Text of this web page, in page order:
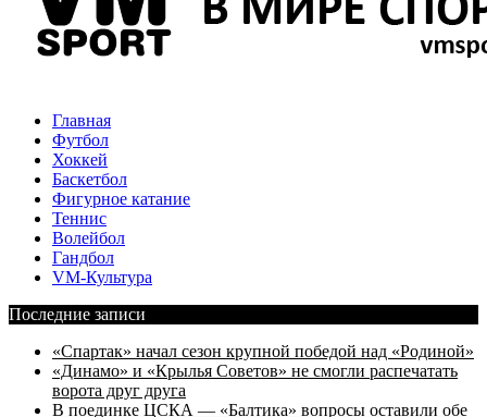
Главная
Футбол
Хоккей
Баскетбол
Фигурное катание
Теннис
Волейбол
Гандбол
VM-Культура
Последние записи
«Спартак» начал сезон крупной победой над «Родиной»
«Динамо» и «Крылья Советов» не смогли распечатать
ворота друг друга
В поединке ЦСКА — «Балтика» вопросы оставили обе